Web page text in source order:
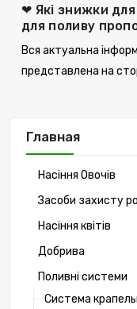
Главная
Насіння Овочів
Засоби захисту
Насіння квітів
Добрива
Поливні системи
Система
❤ Які знижки для
для поливу
Вся актуальна
представлена ​​на